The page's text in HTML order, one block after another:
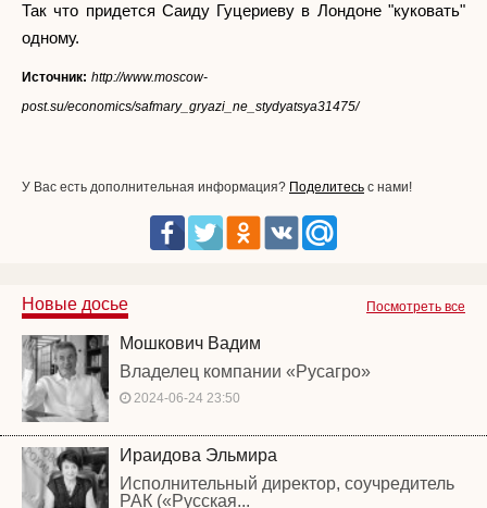
Так что придется Саиду Гуцериеву в Лондоне "куковать"
одному.
Источник: http://www.moscow-
post.su/economics/safmary_gryazi_ne_stydyatsya31475/
У Вас есть дополнительная информация? Поделитесь с нами!
Посмотреть все
Новые досье
Мошкович Вадим
Владелец компании «Русагро»
2024-06-24 23:50
Ираидова Эльмира
Исполнительный директор, соучредитель
РАК («Русская...